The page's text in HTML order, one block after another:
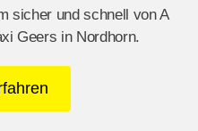
sicher und schnell von A
Geers in Nordhorn.